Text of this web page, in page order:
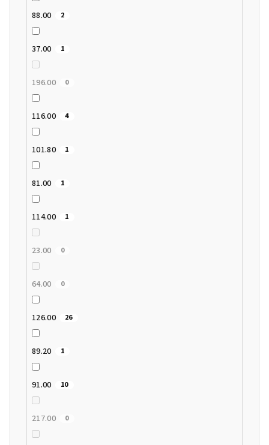
88.00 2
37.00 1
196.00 0
116.00 4
101.80 1
81.00 1
114.00 1
23.00 0
64.00 0
126.00 26
89.20 1
91.00 10
217.00 0